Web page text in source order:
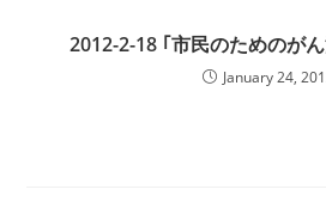
2012-2-18 ｢市民のためのが
January 24,